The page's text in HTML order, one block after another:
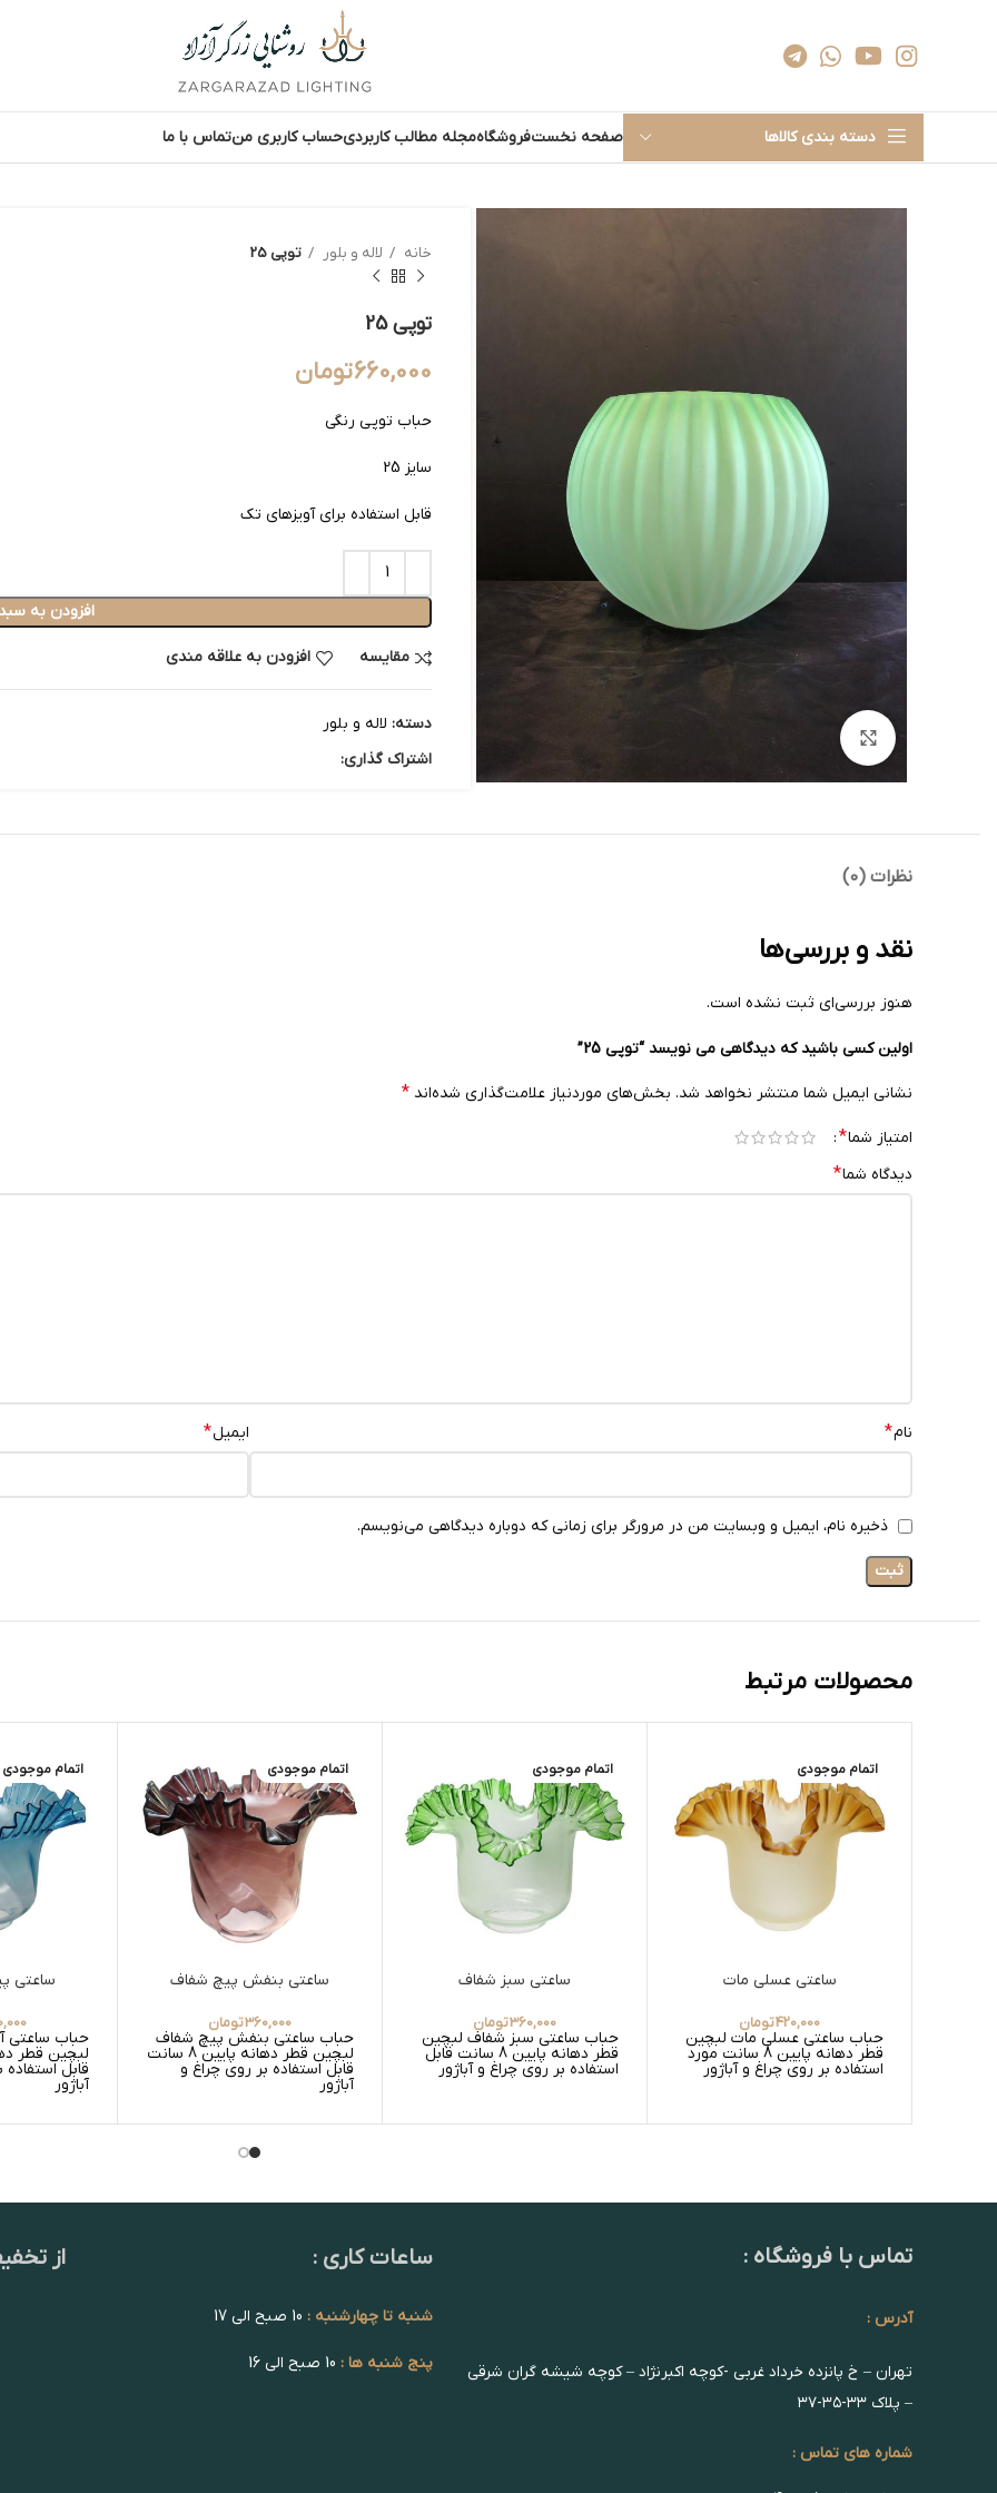
دسته بندی کالاها صفحه نخستفروشگاهمجله مطالب کاربردیحساب کاربری منتماس با ما
بزرگنمایی تصویر
خانه لاله و بلور توپی 25
توپی 25
660,000تومان
حباب توپی رنگی
سایز 25
قابل استفاده برای آویزهای تک
افزودن به
مقایسه افزودن به علاقه مندی
دسته: لاله و بلور
اشتراک گذاری:
نظرات (0)
نقد و بررسی‌ها
هنوز بررسی‌ای ثبت نشده است.
اولین کسی باشید که دیدگاهی می نویسد “توپی 25”
نشانی ایمیل شما منتشر نخواهد شد. بخش‌های موردنیاز علامت‌گذاری شده‌اند *
امتیاز شما*
دیدگاه شما*
نام* ایمیل*
ذخیره نام، ایمیل و وبسایت من در مرورگر برای زمانی که دوباره دیدگاهی می‌نویسم.
محصولات مرتبط
اتمام موجودی
ساعتی عسلی مات
420,000تومان
حباب ساعتی عسلی مات لبچین
قطر دهانه پایین 8 سانت مورد
استفاده بر روی چراغ و آباژور
اتمام موجودی
ساعتی سبز شفاف
360,000تومان
حباب ساعتی سبز شفاف لبچین
قطر دهانه پایین 8 سانت قابل
استفاده بر روی چراغ و آباژور
اتمام موجودی
ساعتی بنفش پیچ شفاف
360,000تومان
حباب ساعتی بنفش پیچ شفاف
لبچین قطر دهانه پایین 8 سانت
قابل استفاده بر روی چراغ و
آباژور
اتمام موجودی
ساعتی
حباب ساعتی
قابل
آباژور
تماس با فروشگاه :
آدرس :
تهران – خ پانزده خرداد غربی -کوچه اکبرنژاد – کوچه شیشه گران شرقی
– پلاک ۳۳-۳۵-۳۷
شماره های تماس :
ساعات کاری :
شنبه تا چهارشنبه :
پنج شنبه ها :
از